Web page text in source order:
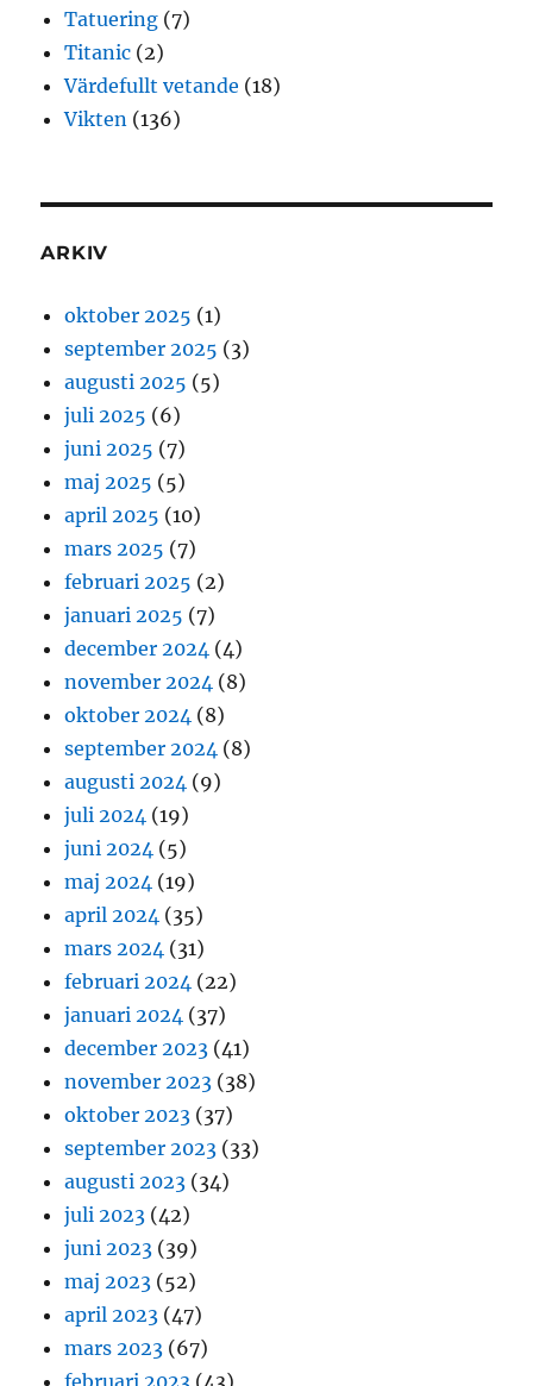
Tatuering (7)
Titanic (2)
Värdefullt vetande (18)
Vikten (136)
ARKIV
oktober 2025 (1)
september 2025 (3)
augusti 2025 (5)
juli 2025 (6)
juni 2025 (7)
maj 2025 (5)
april 2025 (10)
mars 2025 (7)
februari 2025 (2)
januari 2025 (7)
december 2024 (4)
november 2024 (8)
oktober 2024 (8)
september 2024 (8)
augusti 2024 (9)
juli 2024 (19)
juni 2024 (5)
maj 2024 (19)
april 2024 (35)
mars 2024 (31)
februari 2024 (22)
januari 2024 (37)
december 2023 (41)
november 2023 (38)
oktober 2023 (37)
september 2023 (33)
augusti 2023 (34)
juli 2023 (42)
juni 2023 (39)
maj 2023 (52)
april 2023 (47)
mars 2023 (67)